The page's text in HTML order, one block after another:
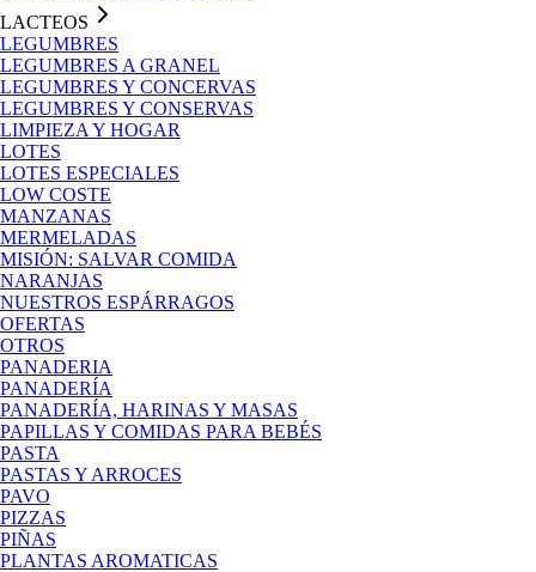
LACTEOS
LEGUMBRES
LEGUMBRES A GRANEL
LEGUMBRES Y CONCERVAS
LEGUMBRES Y CONSERVAS
LIMPIEZA Y HOGAR
LOTES
LOTES ESPECIALES
LOW COSTE
MANZANAS
MERMELADAS
MISIÓN: SALVAR COMIDA
NARANJAS
NUESTROS ESPÁRRAGOS
OFERTAS
OTROS
PANADERIA
PANADERÍA
PANADERÍA, HARINAS Y MASAS
PAPILLAS Y COMIDAS PARA BEBÉS
PASTA
PASTAS Y ARROCES
PAVO
PIZZAS
PIÑAS
PLANTAS AROMATICAS